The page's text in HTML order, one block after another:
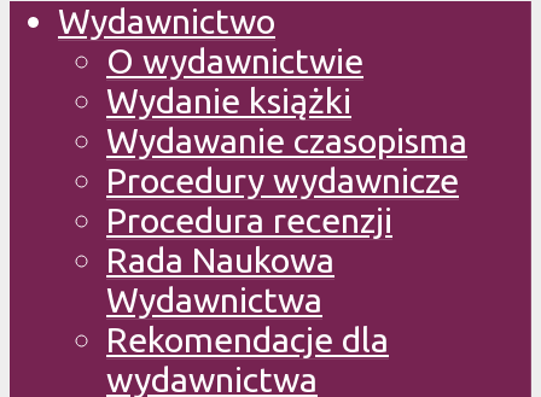
Wydawnictwo
O wydawnictwie
Wydanie książki
Wydawanie czasopisma
Procedury wydawnicze
Procedura recenzji
Rada Naukowa
Wydawnictwa
Rekomendacje dla
wydawnictwa